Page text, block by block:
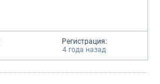
Регистрация:
4 года назад